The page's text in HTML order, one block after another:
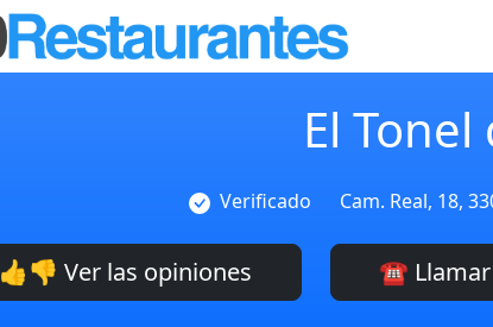
El
Verificado Cam. Real, 18,
👍👎 Ver las opiniones ☎️ Llamar